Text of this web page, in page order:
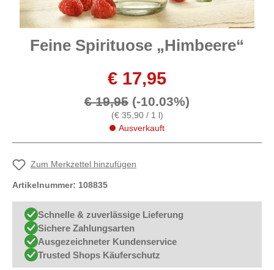
Feine Spirituose „Himbeere“
€ 17,95
€ 19,95 (-10.03%)
(€ 35,90 / 1 l)
Ausverkauft
Zum Merkzettel hinzufügen
Artikelnummer: 108835
Schnelle & zuverlässige Lieferung
Sichere Zahlungsarten
Ausgezeichneter Kundenservice
Trusted Shops Käuferschutz